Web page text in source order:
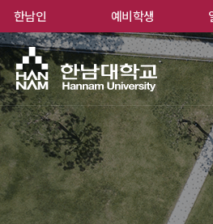
한남인 예비학생